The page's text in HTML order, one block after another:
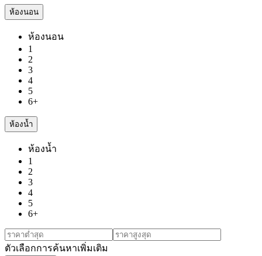
ห้องนอน
ห้องนอน
1
2
3
4
5
6+
ห้องน้ำ
ห้องน้ำ
1
2
3
4
5
6+
ตัวเลือกการค้นหาเพิ่มเติม